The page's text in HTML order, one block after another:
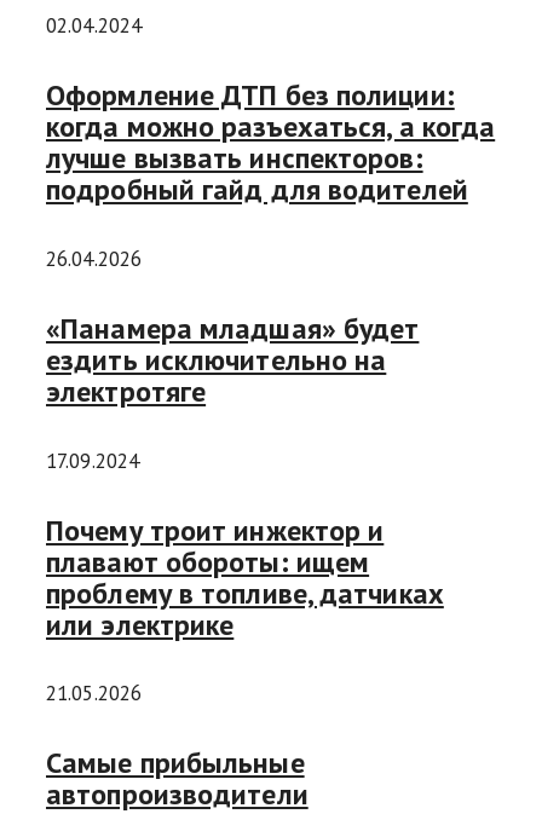
02.04.2024
Оформление ДТП без полиции:
когда можно разъехаться, а когда
лучше вызвать инспекторов:
подробный гайд для водителей
26.04.2026
«Панамера младшая» будет
ездить исключительно на
электротяге
17.09.2024
Почему троит инжектор и
плавают обороты: ищем
проблему в топливе, датчиках
или электрике
21.05.2026
Самые прибыльные
автопроизводители